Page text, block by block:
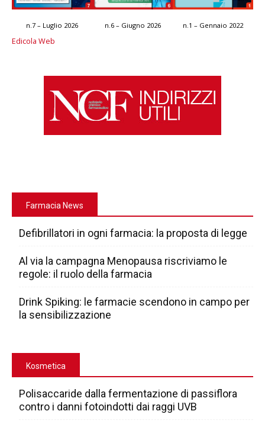
n.7 – Luglio 2026 n.6 – Giugno 2026 n.1 – Gennaio 2022
Edicola Web
Farmacia News
Defibrillatori in ogni farmacia: la proposta di legge
Al via la campagna Menopausa riscriviamo le
regole: il ruolo della farmacia
Drink Spiking: le farmacie scendono in campo per
la sensibilizzazione
Kosmetica
Polisaccaride dalla fermentazione di passiflora
contro i danni fotoindotti dai raggi UVB